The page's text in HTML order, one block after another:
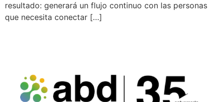
resultado: generará un flujo continuo con las personas
que necesita conectar […]